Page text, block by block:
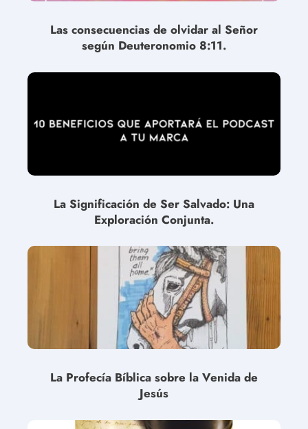
Las consecuencias de olvidar al Señor
según Deuteronomio 8:11.
La Significación de Ser Salvado: Una
Exploración Conjunta.
La Profecía Bíblica sobre la Venida de
Jesús